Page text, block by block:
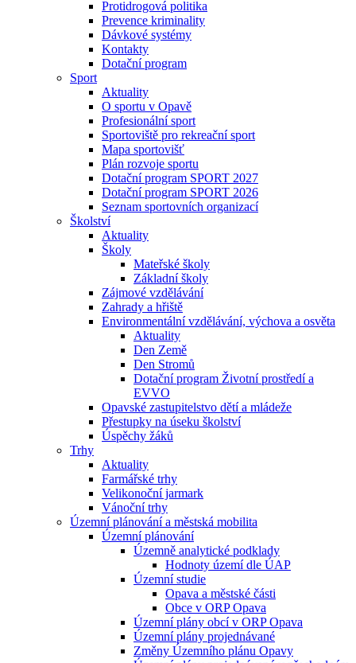
Protidrogová politika
Prevence kriminality
Dávkové systémy
Kontakty
Dotační program
Sport
Aktuality
O sportu v Opavě
Profesionální sport
Sportoviště pro rekreační sport
Mapa sportovišť
Plán rozvoje sportu
Dotační program SPORT 2027
Dotační program SPORT 2026
Seznam sportovních organizací
Školství
Aktuality
Školy
Mateřské školy
Základní školy
Zájmové vzdělávání
Zahrady a hřiště
Environmentální vzdělávání, výchova a osvěta
Aktuality
Den Země
Den Stromů
Dotační program Životní prostředí a
EVVO
Opavské zastupitelstvo dětí a mládeže
Přestupky na úseku školství
Úspěchy žáků
Trhy
Aktuality
Farmářské trhy
Velikonoční jarmark
Vánoční trhy
Územní plánování a městská mobilita
Územní plánování
Územně analytické podklady
Hodnoty území dle ÚAP
Územní studie
Opava a městské části
Obce v ORP Opava
Územní plány obcí v ORP Opava
Územní plány projednávané
Změny Územního plánu Opavy